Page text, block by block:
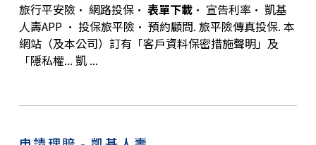
旅行平安險· 網路投保·表單下載 · 宣告利率· 凱基
人壽APP · 投保旅平險· 預約顧問. 旅平險傳真投保. 本
網站（及本公司）訂有「客戶資料保密措施聲明」及
「隱私權... 凱 ...